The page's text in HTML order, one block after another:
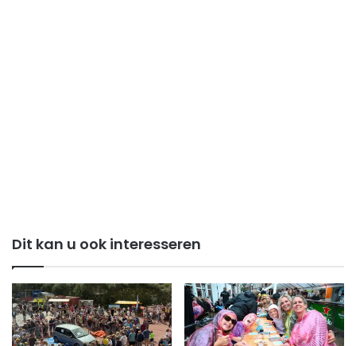
Dit kan u ook interesseren